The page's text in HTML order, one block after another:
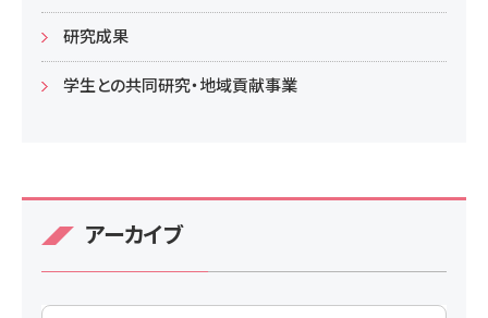
研究成果
学生との共同研究・地域貢献事業
アーカイブ